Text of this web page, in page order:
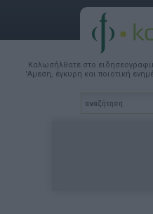
Καλωσήλθατε στο
'Αμεση, έγκυρη και ποιοτική